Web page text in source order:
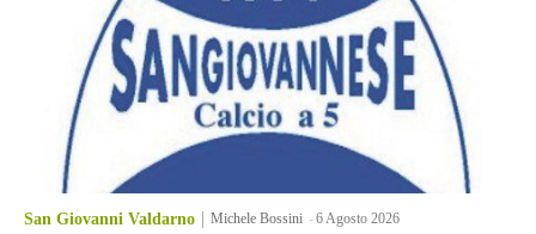
San Giovanni Valdarno Michele Bossini -6 Agosto 2026